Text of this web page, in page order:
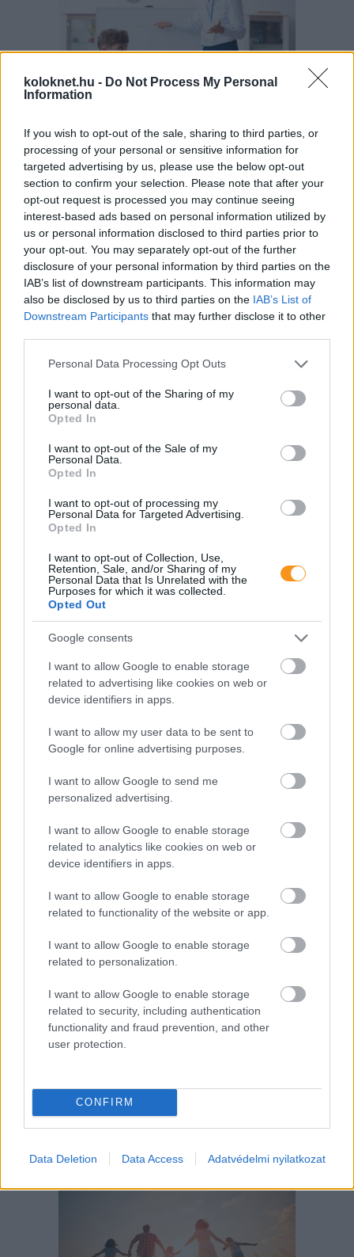
koloknet.hu - Do Not Process My Personal
Information
If you wish to opt-out of the sale, sharing to third parties, or
processing of your personal or sensitive information for
targeted advertising by us, please use the below opt-out
section to confirm your selection. Please note that after your
opt-out request is processed you may continue seeing
interest-based ads based on personal information utilized by
us or personal information disclosed to third parties prior to
your opt-out. You may separately opt-out of the further
disclosure of your personal information by third parties on the
IAB’s list of downstream participants. This information may
also be disclosed by us to third parties on the IAB’s List of
Downstream Participants that may further disclose it to other
Please note that this website/app uses one or more Google
not limited to your visit or usage behaviour. You may click to
grant or deny consent to Google and its third-party tags to
use your data for below specified purposes in below Google
consent section.
Personal Data Processing Opt Outs
I want to opt-out of the Sharing of my
personal data.
Opted In
I want to opt-out of the Sale of my
Personal Data.
Opted In
I want to opt-out of processing my
Personal Data for Targeted Advertising.
Opted In
I want to opt-out of Collection, Use,
Retention, Sale, and/or Sharing of my
Personal Data that Is Unrelated with the
Purposes for which it was collected.
Opted Out
Google consents
I want to allow Google to enable storage
related to advertising like cookies on web or
device identifiers in apps.
I want to allow my user data to be sent to
Google for online advertising purposes.
I want to allow Google to send me
personalized advertising.
I want to allow Google to enable storage
related to analytics like cookies on web or
device identifiers in apps.
I want to allow Google to enable storage
related to functionality of the website or app.
I want to allow Google to enable storage
related to personalization.
I want to allow Google to enable storage
related to security, including authentication
functionality and fraud prevention, and other
user protection.
CONFIRM
Data Deletion Data Access Adatvédelmi nyilatkozat
A szülők sokfélék, de abban legtöbben
egyetértenek: nem szeretnék, ha a tanár kiabálna
gyermekükkel az iskolában. Ám ha egy
pedagógusnak egyszerre több, mint húsz
gyermeket kell fegyelmeznie, segítség és korszerű
módszertani eszköztár nélkül könnyen
eszköztelennek érezheti magát, ennek pedig
gyakran a kiabálás a következménye.
Erre (is) kínál megoldást aPozitív Fegyelmezés az
módszertana, amelyet az elmúlt két
évben egy Erasmus+ partnerségi projekt keretében
próbáltak ki hat európai ország iskoláiban, a makói
Szignum Iskola
vezetésével.
Pelusos gyerek az oviban: Minden
pelenkás gyermeket fogadni? Milyen higiénés
szabályokat kötelező betartani a pelenkázó
helyiségben? Mi a helyzet az sni-s pelenkás
gyermekekkel, akiknél gyakrabban előfordulhat,
hogy a szobatisztasági gondok még fokozottabb
Folyton öntöget, gyúr és tapicskol?
10 szenzoros játék, amit imádni
fog az óvodás
Toronymagasan verte a mezőnyt:
ez lett a magyarok kedvenc
bővül a család